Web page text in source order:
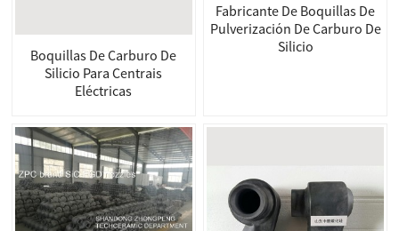
Boquillas De Carburo De
Silicio Para Centrais
Eléctricas
Fabricante De Boquillas De
Pulverización De Carburo De
Silicio